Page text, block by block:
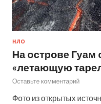
НЛО
На острове Гуам
«летающую
Оставьте комментарий
Фото из открытых